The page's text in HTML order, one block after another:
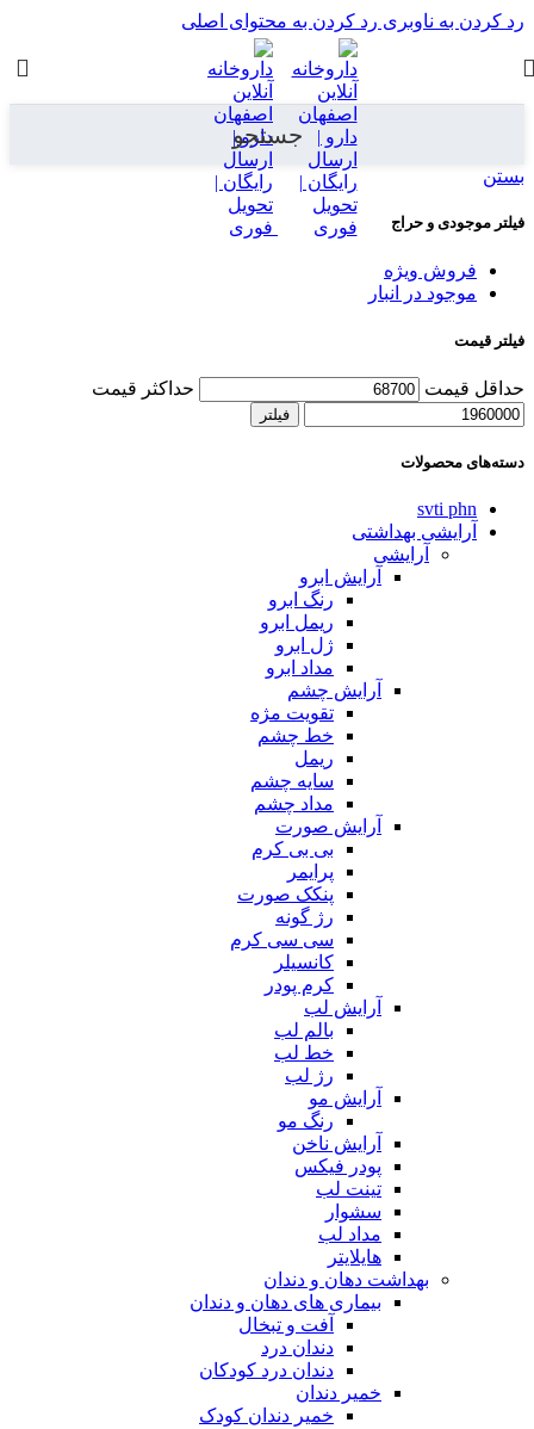
رد کردن به ناوبری رد کردن به محتوای اصلی
جستجو
بستن
فیلتر موجودی و حراج
فروش ویژه
موجود در انبار
فیلتر قیمت
حداقل قیمت حداکثر قیمت
فیلتر
دسته‌های محصولات
svti phn
آرایشی بهداشتی
آرایشی
آرایش ابرو
رنگ ابرو
ریمل ابرو
ژل ابرو
مداد ابرو
آرایش چشم
تقویت مژه
خط چشم
ریمل
سایه چشم
مداد چشم
آرایش صورت
بی بی کرم
پرایمر
پنکک صورت
رژ گونه
سی سی کرم
کانسیلر
کرم پودر
آرایش لب
بالم لب
خط لب
رژ لب
آرایش مو
رنگ مو
آرایش ناخن
پودر فیکس
تینت لب
سشوار
مداد لب
هایلایتر
بهداشت دهان و دندان
بیماری های دهان و دندان
آفت و تبخال
دندان درد
دندان درد کودکان
خمیر دندان
خمیر دندان کودک